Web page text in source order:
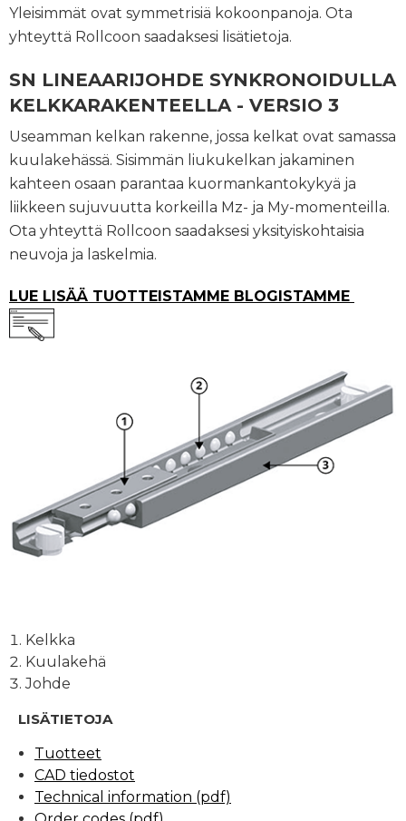
Yleisimmät ovat symmetrisiä kokoonpanoja. Ota
yhteyttä Rollcoon saadaksesi lisätietoja.
SN LINEAARIJOHDE SYNKRONOIDULLA
KELKKARAKENTEELLA - VERSIO 3
Useamman kelkan rakenne, jossa kelkat ovat samassa
kuulakehässä. Sisimmän liukukelkan jakaminen
kahteen osaan parantaa kuormankantokykyä ja
liikkeen sujuvuutta korkeilla Mz- ja My-momenteilla.
Ota yhteyttä Rollcoon saadaksesi yksityiskohtaisia
neuvoja ja laskelmia.
LUE LISÄÄ TUOTTEISTAMME BLOGISTAMME
Kelkka
Kuulakehä
Johde
LISÄTIETOJA
Tuotteet
CAD tiedostot
Technical information (pdf)